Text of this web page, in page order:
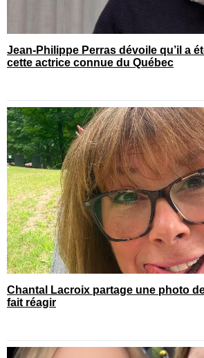
Jean-Philippe Perras dévoile qu’il a
cette actrice connue du Québec
Chantal Lacroix partage une photo
fait réagir